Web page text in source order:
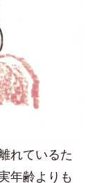
れているた
年齢よりも